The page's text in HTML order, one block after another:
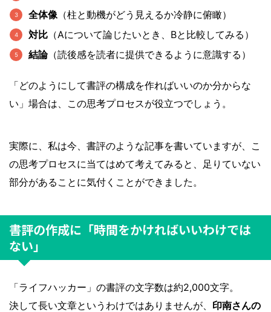
全体像（柱と動機がどう見えるか冷静に俯瞰）
対比 （Aについて論じたいとき、Bと比較してみる）
結論（読後感を読者に提供できるように意識する）
「どのようにして書評の構成を作ればいいのか分からな
い」場合は、この思考プロセスが役立つでしょう。
実際に、私は今、書評のような記事を書いていますが、こ
の思考プロセスに当てはめて考えてみると、足りていない
部分があることに気付くことができました。
書評の作成に「時間をかければいいわけでは
ない」
「ライフハッカー」の書評の文字数は約2,000文字。
決して長い文章というわけではありませんが、 印南さんの